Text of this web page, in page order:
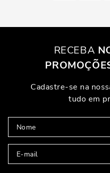
RECEBA
Cadastre-se na
tudo em